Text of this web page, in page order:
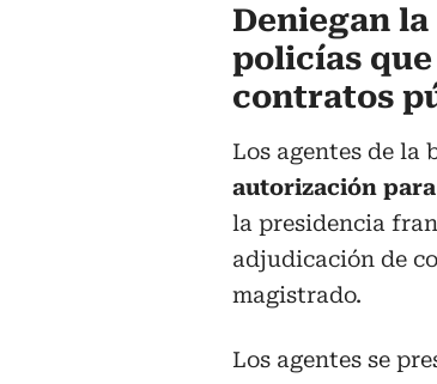
Deniegan
policías
contratos
Los agentes de
autorización
la presidencia
adjudicación de
magistrado.
Los agentes se